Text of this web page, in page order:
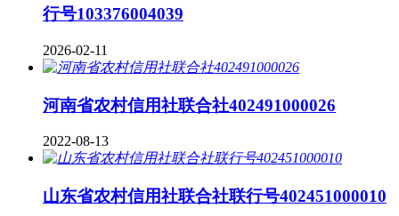
行号103376004039
2026-02-11
河南省农村信用社联合社402491000026
2022-08-13
山东省农村信用社联合社联行号402451000010